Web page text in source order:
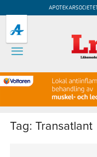
Tag: Transatlant